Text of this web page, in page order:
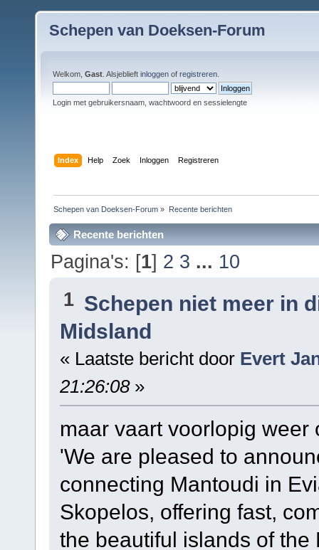
Schepen van Doeksen-Forum
Welkom, Gast . Alsjeblieft inloggen of registreren
Login met gebruikersnaam, wachtwoord en sessielengte
Index Help Zoek Inloggen Registreren
Schepen van Doeksen-Forum » Recente berichten
Recente berichten
Pagina's: [1] 2 3 ... 10
1 Schepen niet meer in
Midsland
« Laatste bericht door Evert
21:26:08»
maar vaart voorlopig weer
'We are pleased to
connecting Mantoudi in
Skopelos, offering fast,
the beautiful islands of the